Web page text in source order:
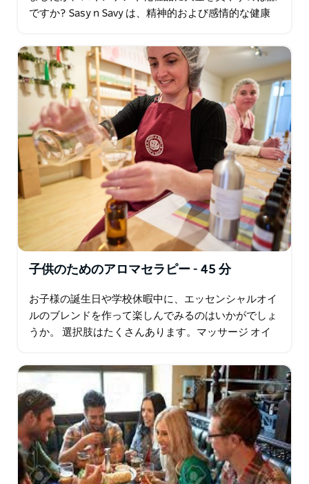
ですか? Sasy n Savy は、精神的および感情的な健康
キルを提供します。 Sasy n…
子供のためのアロマセラピー - 45 分
お子様の誕生日や学校休暇中に、エッセンシャルオイ
ルのブレンドを作って楽しんでみるのはいかがでしょ
うか。 選択肢はたくさんあります。マッサージ オイ
らげるバイブス ロールオン…